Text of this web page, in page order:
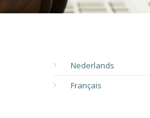
Nederlands
Français